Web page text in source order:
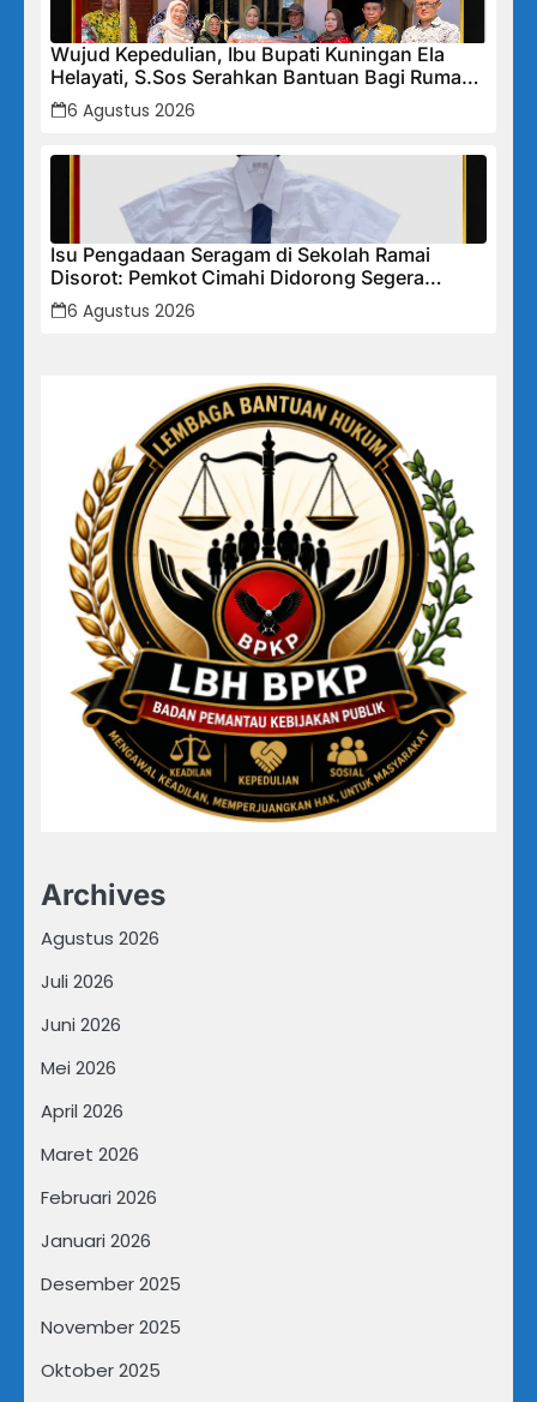
Wujud Kepedulian, Ibu Bupati Kuningan Ela
Helayati, S.Sos Serahkan Bantuan Bagi Rumah
Terdampak Bencana di Desa Karangkancana
6 Agustus 2026
Isu Pengadaan Seragam di Sekolah Ramai
Disorot: Pemkot Cimahi Didorong Segera
Lakukan Pembinaan dan Perbaikan Sistem
Secara Menyeluruh
6 Agustus 2026
Archives
Agustus 2026
Juli 2026
Juni 2026
Mei 2026
April 2026
Maret 2026
Februari 2026
Januari 2026
Desember 2025
November 2025
Oktober 2025